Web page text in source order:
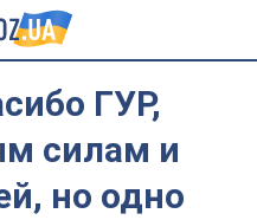
ГУР,
силам и
но одно